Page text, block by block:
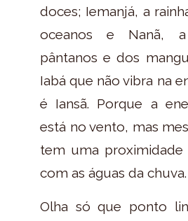
doces; Iemanjá, a
oceanos e Nanã,
pântanos e dos
Iabá que não vibra na
é Iansã. Porque a
está no vento, mas
tem uma proximidade
com as águas da chuva.
Olha só que ponto